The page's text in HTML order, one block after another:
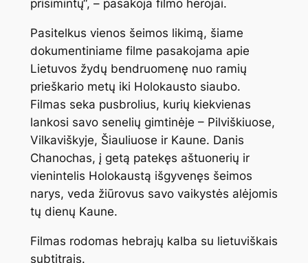
prisimintų“, – pasakoja filmo herojai.
Pasitelkus vienos šeimos likimą, šiame
dokumentiniame filme pasakojama apie
Lietuvos žydų bendruomenę nuo ramių
prieškario metų iki Holokausto siaubo.
Filmas seka pusbrolius, kurių kiekvienas
lankosi savo senelių gimtinėje – Pilviškiuose,
Vilkaviškyje, Šiauliuose ir Kaune. Danis
Chanochas, į getą patekęs aštuonerių ir
vienintelis Holokaustą išgyvenęs šeimos
narys, veda žiūrovus savo vaikystės alėjomis
tų dienų Kaune.
Filmas rodomas hebrajų kalba su lietuviškais
subtitrais.